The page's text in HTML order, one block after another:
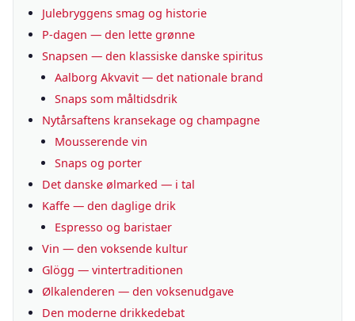
Julebryggens smag og historie
P-dagen — den lette grønne
Snapsen — den klassiske danske spiritus
Aalborg Akvavit — det nationale brand
Snaps som måltidsdrik
Nytårsaftens kransekage og champagne
Mousserende vin
Snaps og porter
Det danske ølmarked — i tal
Kaffe — den daglige drik
Espresso og baristaer
Vin — den voksende kultur
Glögg — vintertraditionen
Ølkalenderen — den voksenudgave
Den moderne drikkedebat